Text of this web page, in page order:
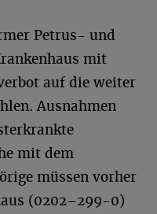
Petrus- und
mit
auf die weiter
Ausnahmen
mit dem
müssen vorher
(0202–299-0)